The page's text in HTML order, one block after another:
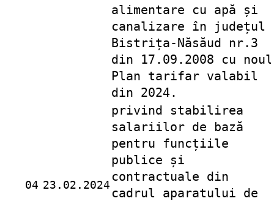
alimentare cu apă și
canalizare în județul
Bistrița-Năsăud nr.3
din 17.09.2008 cu noul
Plan tarifar valabil
din 2024.
04 23.02.2024
privind stabilirea
salariilor de bază
pentru funcțiile
publice și
contractuale din
cadrul aparatului de